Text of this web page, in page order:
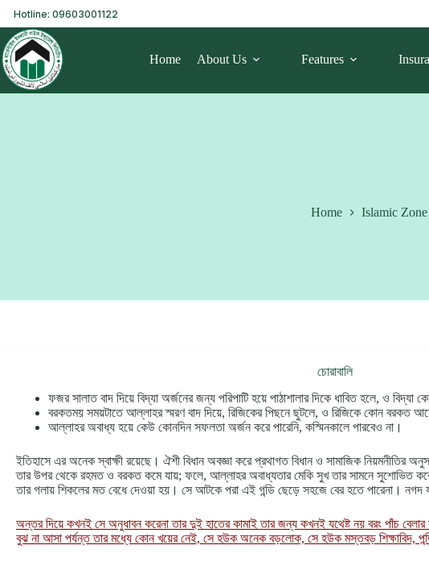
Hotline: 09603001122
Home About Us Features
Home Islamic Zone
চোরাবালি
ফজর সালাত বাদ দিয়ে বিদ্যা অর্জনের জন্য পরিপাটি হয়ে পাঠাশালার দিকে ধাবিত হলে, ও
বরকতময় সময়টাতে আল্লাহর স্মরণ বাদ দিয়ে, রিজিকের পিছনে ছুটলে, ও রিজিকে কোন বরকত
আল্লাহর অবাধ্য হয়ে কেউ কোনদিন সফলতা অর্জন করে পারেনি, কস্মিনকালে পারবেও না।
ইতিহাসে এর অনেক স্বাক্ষী রয়েছে। ঐশী বিধান অবজ্ঞা করে প্রথাগত বিধান ও সামাজিক নিয়মনীতির
তার উপর থেকে রহমত ও বরকত কমে যায়; ফলে, আল্লাহর অবাধ্যতার মেকি সুখ তার সামনে সুশোভিত
তার গলায় শিকলের মত বেধে দেওয়া হয়। সে আটকে পরা এই গন্ডি ছেড়ে সহজে বের হতে পারেনা। নগদ
অন্তর দিয়ে কখনই সে অনুধাবন করেনা তার দুই হাতের কামাই তার জন্য কখনই যথেষ্ট নয় বরং পাঁচ
বুঝ না আসা পর্যন্ত তার মধ্যে কোন খয়ের নেই, সে হউক অনেক বড়লোক, সে হউক মস্তবড় শিক্ষাবিদ,